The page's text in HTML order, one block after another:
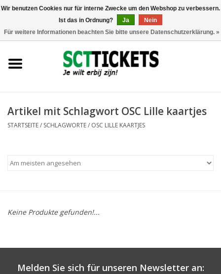
Frankreich
Artikel mit Schlagwort OSC Lille kaartjes
STARTSEITE/ SCHLAGWORTE/ OSC LILLE KAARTJES
Keine Produkte gefunden!...
Melden Sie sich für unseren Newsletter an:
Wir benutzen Cookies nur für interne Zwecke um den Webshop zu verbessern.
Ist das in Ordnung?
Ja
Nein
Für weitere Informationen beachten Sie bitte unsere Datenschutzerklärung. »